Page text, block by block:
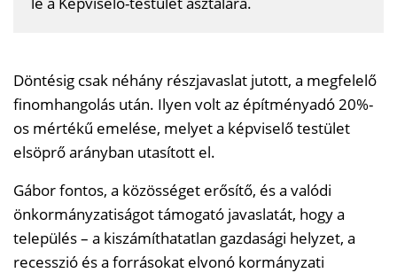
Döntésig csak néhány részjavaslat jutott, a megfelelő
finomhangolás után. Ilyen volt az építményadó 20%-
os mértékű emelése, melyet a képviselő testület
elsöprő arányban utasított el.
Gábor fontos, a közösséget erősítő, és a valódi
önkormányzatiságot támogató javaslatát, hogy a
település – a kiszámíthatatlan gazdasági helyzet, a
recesszió és a forrásokat elvonó kormányzati